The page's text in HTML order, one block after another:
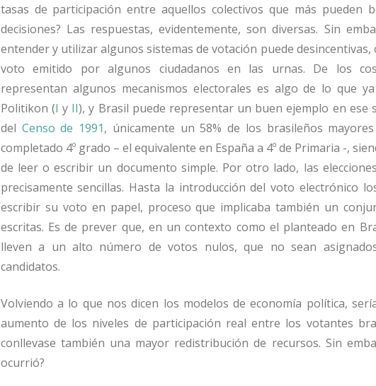
tasas de participación entre aquellos colectivos que más pueden
decisiones? Las respuestas, evidentemente, son diversas. Sin
entender y utilizar algunos sistemas de votación puede desincentivas,
voto emitido por algunos ciudadanos en las urnas. De los
representan algunos mecanismos electorales es algo de lo que
Politikon (I y II), y Brasil puede representar un buen ejemplo en ese
del Censo de 1991, únicamente un 58% de los brasileños
completado 4º grado – el equivalente en España a 4º de Primaria -,
de leer o escribir un documento simple. Por otro lado, las
precisamente sencillas. Hasta la introducción del voto electrónico
escribir su voto en papel, proceso que implicaba también un
escritas. Es de prever que, en un contexto como el planteado en
lleven a un alto número de votos nulos, que no sean
candidatos.
Volviendo a lo que nos dicen los modelos de economía política,
aumento de los niveles de participación real entre los votantes
conllevase también una mayor redistribución de recursos. Sin
ocurrió?